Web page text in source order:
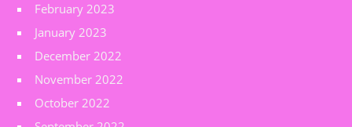
February 2023
January 2023
December 2022
November 2022
October 2022